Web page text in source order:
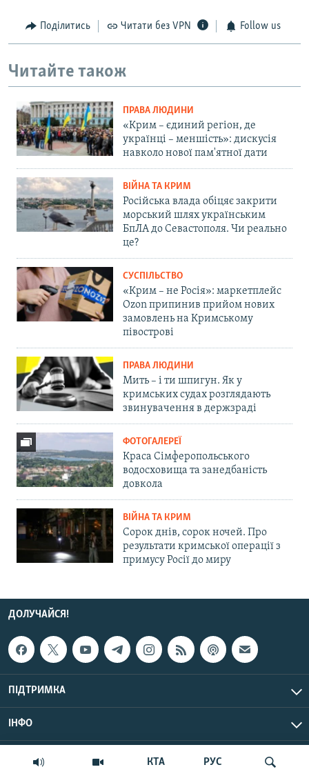
КТА РУС
Поділитись Читати без VPN Follow us
Читайте також
ПРАВА ЛЮДИНИ
«Крим – єдиний регіон, де
українці – меншість»: дискусія
навколо нової пам'ятної дати
ВІЙНА ТА КРИМ
Російська влада обіцяє закрити
морський шлях українським
БпЛА до Севастополя. Чи реально
це?
СУСПІЛЬСТВО
«Крим – не Росія»: маркетплейс
Ozon припинив прийом нових
замовлень на Кримському
півострові
ПРАВА ЛЮДИНИ
Мить – і ти шпигун. Як у
кримських судах розглядають
звинувачення в держзраді
ФОТОГАЛЕРЕЇ
Краса Сімферопольського
водосховища та занедбаність
довкола
ВІЙНА ТА КРИМ
Сорок днів, сорок ночей. Про
результати кримської операції з
примусу Росії до миру
ДОЛУЧАЙСЯ!
ПІДТРИМКА
ІНФО
© Крим.Реалії, 2026 | Усі права застережено.